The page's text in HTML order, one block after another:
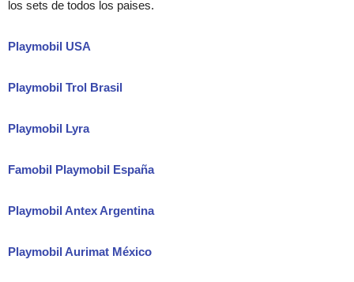
los sets de todos los paises.
Playmobil USA
Playmobil Trol Brasil
Playmobil Lyra
Famobil Playmobil España
Playmobil Antex Argentina
Playmobil Aurimat México